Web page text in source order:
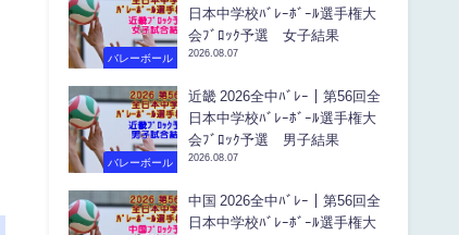
バレーボール
日本中学校ﾊﾞﾚｰﾎﾞｰﾙ選手権大
会ﾌﾞﾛｯｸ予選 女子結果
2026.08.07
バレーボール
近畿 2026全中ﾊﾞﾚｰ｜第56回全
日本中学校ﾊﾞﾚｰﾎﾞｰﾙ選手権大
会ﾌﾞﾛｯｸ予選 男子結果
2026.08.07
中国 2026全中ﾊﾞﾚｰ｜第56回全
日本中学校ﾊﾞﾚｰﾎﾞｰﾙ選手権大